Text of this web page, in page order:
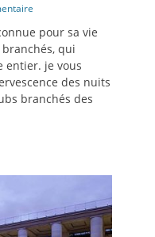
pour sa vie
qui
entier. je vous
des nuits
branchés des